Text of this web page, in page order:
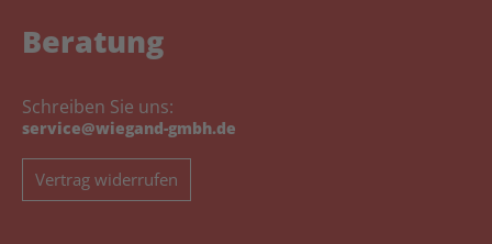
Beratung
Schreiben Sie uns:
service@wiegand-gmbh.de
Vertrag widerrufen